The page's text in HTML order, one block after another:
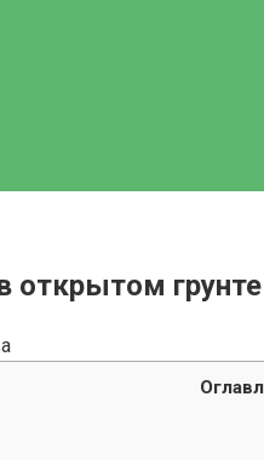
открытом грунте